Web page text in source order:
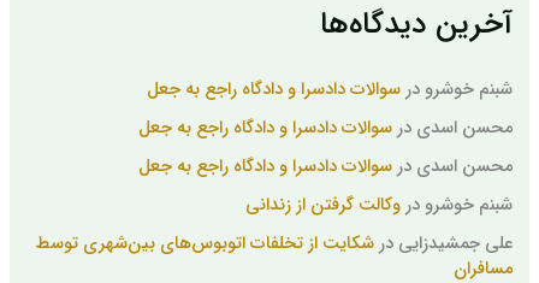
آخرین دیدگاه‌ها
شبنم خوشرو درسوالات دادسرا و دادگاه راجع به جعل
محسن اسدی درسوالات دادسرا و دادگاه راجع به جعل
محسن اسدی درسوالات دادسرا و دادگاه راجع به جعل
شبنم خوشرو دروکالت گرفتن از زندانی
علی جمشیدزایی درشکایت از تخلفات اتوبوس‌های بین‌شهری توسط
مسافران